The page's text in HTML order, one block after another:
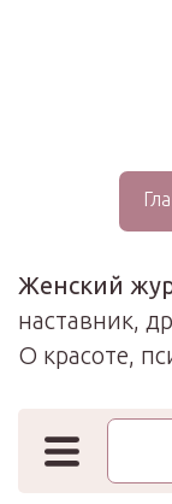
Женский
наставник,
О красоте,
Поиск